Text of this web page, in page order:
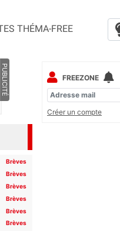
THÉMA-FREE
PUBLICITÉ
Brèves
Brèves
Brèves
Brèves
Brèves
Brèves
FREEZONE
Créer un compte